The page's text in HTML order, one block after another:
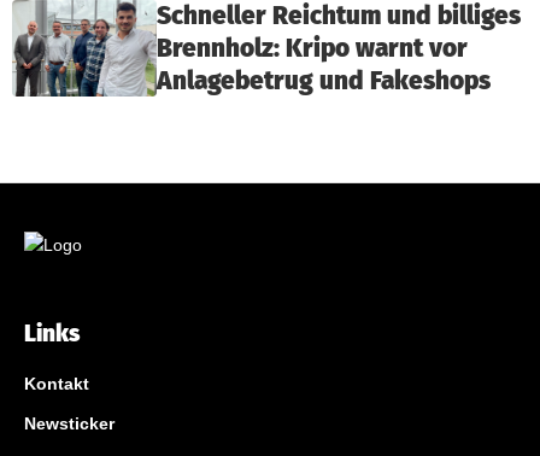
Schneller Reichtum und billiges
Brennholz: Kripo warnt vor
Anlagebetrug und Fakeshops
Links
Kontakt
Newsticker